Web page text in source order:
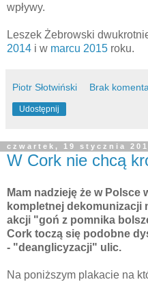
wpływy.
Leszek Żebrowski
2014 i w marcu 2015 roku.
Piotr Słotwiński Brak
Udostępnij
czwartek, 19 stycznia
W Cork nie chcą
Mam nadzieję że w Polsce
kompletnej dekomunizacji
akcji "goń z pomnika
Cork toczą się podobne
- "deanglicyzacji" ulic.
Na poniższym plakacie na